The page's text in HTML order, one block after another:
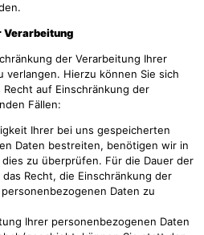
Verarbeitung
der Verarbeitung Ihrer
verlangen. Hierzu können Sie sich
auf Einschränkung der
Fällen:
Ihrer bei uns gespeicherten
Daten bestreiten, benötigen wir in
zu überprüfen. Für die Dauer der
Recht, die Einschränkung der
Daten zu
Ihrer personenbezogenen Daten